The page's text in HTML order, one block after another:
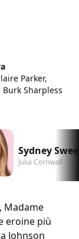
Parker,
Burk Sharpless
Sydney
Julia Cornwall
Madame
eroine più
Johnson